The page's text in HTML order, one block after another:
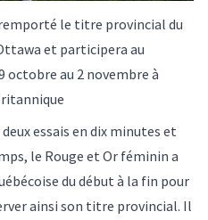
le titre provincial du
et participera au
octobre au 2 novembre à
essais en dix minutes et
le Rouge et Or féminin a
du début à la fin pour
ainsi son titre provincial. Il